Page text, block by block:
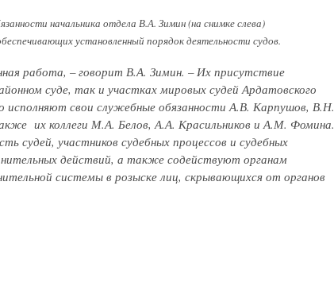
начальника отдела В.А. Зимин (на снимке слева)
установленный порядок деятельности судов.
работа, – говорит В.А. Зимин. – Их присутствие
суде, так и участках мировых судей Ардатовского
исполняют свои служебные обязанности А.В. Карпушов, В.Н.
их коллеги М.А. Белов, А.А. Красильников и А.М. Фомина.
судей, участников судебных процессов и судебных
действий, а также содействуют органам
системы в розыске лиц, скрывающихся от органов